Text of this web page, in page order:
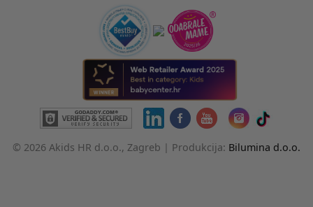
© 2026 Akids HR d.o.o., Zagreb | Produkcija: Bilumina d.o.o.